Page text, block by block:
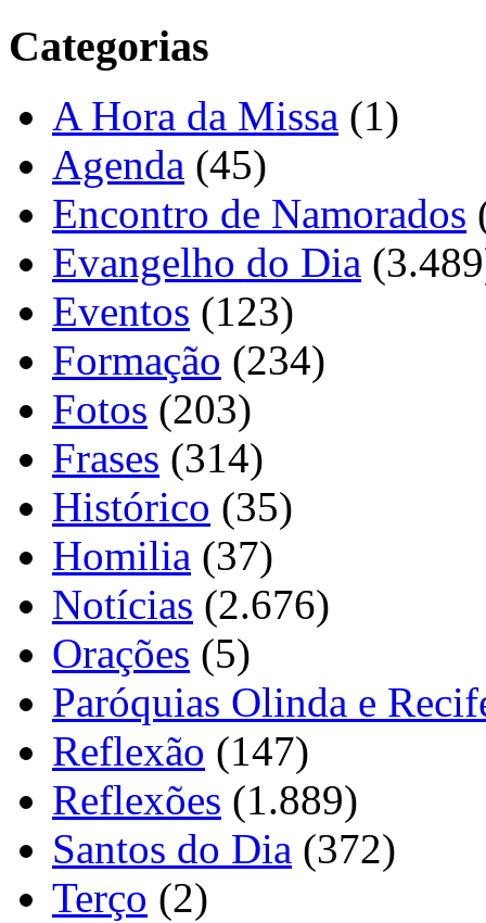
Categorias
A Hora da Missa (1)
Agenda (45)
Encontro de Namorados
Evangelho do Dia
Eventos (123)
Formação (234)
Fotos (203)
Frases (314)
Histórico (35)
Homilia (37)
Notícias (2.676)
Orações (5)
Paróquias Olinda e
Reflexão (147)
Reflexões (1.889)
Santos do Dia (372)
Terço (2)